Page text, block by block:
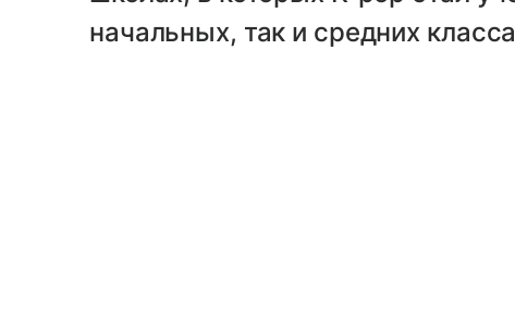
начальных, так и средних